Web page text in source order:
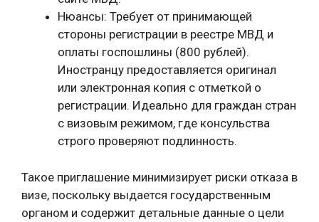
Нюансы: Требует от принимающей
стороны регистрации в реестре МВД и
оплаты госпошлины (800 рублей).
Иностранцу предоставляется оригинал
или электронная копия с отметкой о
регистрации. Идеально для граждан стран
с визовым режимом, где консульства
строго проверяют подлинность.
Такое приглашение минимизирует риски отказа в
визе, поскольку выдается государственным
органом и содержит детальные данные о цели